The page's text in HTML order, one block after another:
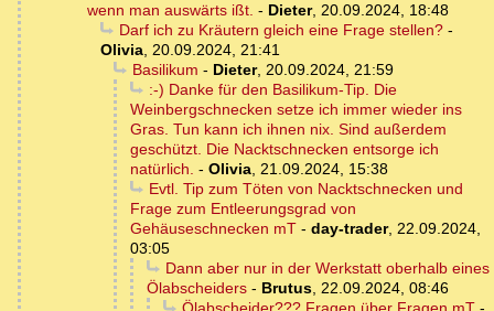
wenn man auswärts ißt. - Dieter, 20.09.2024, 18:48
Darf ich zu Kräutern gleich eine Frage stellen?-
Olivia, 20.09.2024, 21:41
Basilikum - Dieter, 20.09.2024, 21:59
:-) Danke für den Basilikum-Tip. Die
Weinbergschnecken setze ich immer wieder ins
Gras. Tun kann ich ihnen nix. Sind außerdem
geschützt. Die Nacktschnecken entsorge ich
natürlich. - Olivia, 21.09.2024, 15:38
Evtl. Tip zum Töten von Nacktschnecken und
Frage zum Entleerungsgrad von
Gehäuseschnecken mT - day-trader, 22.09.2024,
03:05
Dann aber nur in der Werkstatt oberhalb eines
Ölabscheiders - Brutus, 22.09.2024, 08:46